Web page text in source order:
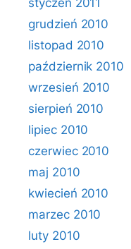
styczeń 2011
grudzień 2010
listopad 2010
październik 2010
wrzesień 2010
sierpień 2010
lipiec 2010
czerwiec 2010
maj 2010
kwiecień 2010
marzec 2010
luty 2010